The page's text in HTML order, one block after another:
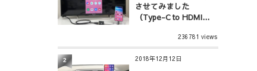
させてみました
（Type-C to HDMI...
236781 views
2018年12月12日
2